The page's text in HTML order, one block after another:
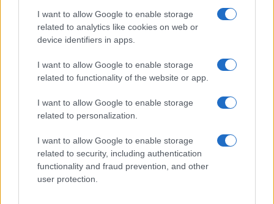
I want to allow Google to enable storage
related to analytics like cookies on web or
device identifiers in apps.
I want to allow Google to enable storage
related to functionality of the website or app.
I want to allow Google to enable storage
related to personalization.
I want to allow Google to enable storage
related to security, including authentication
functionality and fraud prevention, and other
user protection.
232.000 Ft (új)
Xiaomi 15T Pro